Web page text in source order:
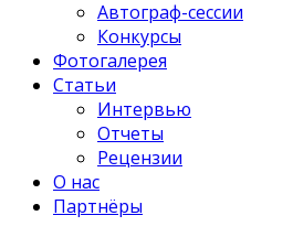
Автограф-сессии
Конкурсы
Фотогалерея
Статьи
Интервью
Отчеты
Рецензии
О нас
Партнёры